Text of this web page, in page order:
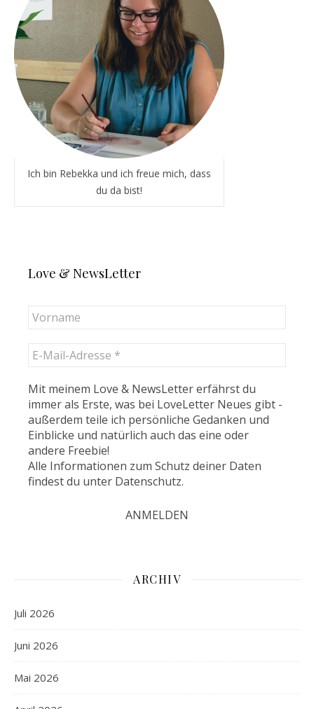
Ich bin Rebekka und ich freue mich, dass
du da bist!
Love & NewsLetter
Mit meinem Love & NewsLetter erfährst du
immer als Erste, was bei LoveLetter Neues gibt -
außerdem teile ich persönliche Gedanken und
Einblicke und natürlich auch das eine oder
andere Freebie!
Alle Informationen zum Schutz deiner Daten
findest du unter Datenschutz.
ARCHIV
Juli 2026
Juni 2026
Mai 2026